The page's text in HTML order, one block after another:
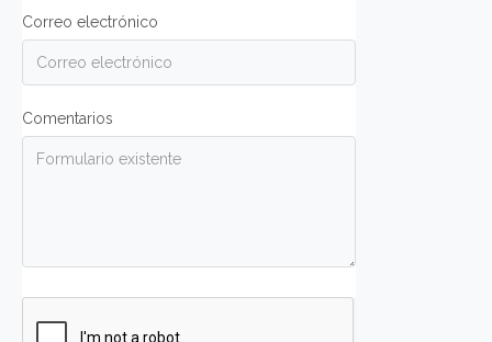
Correo electrónico
Comentarios